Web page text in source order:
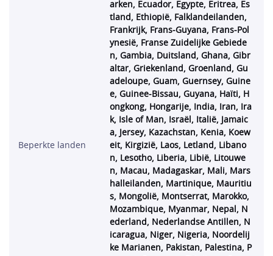
Beperkte landen
arken, Ecuador, Egypte, Eritrea, Es
tland, Ethiopië, Falklandeilanden,
Frankrijk, Frans-Guyana, Frans-Pol
ynesië, Franse Zuidelijke Gebiede
n, Gambia, Duitsland, Ghana, Gibr
altar, Griekenland, Groenland, Gu
adeloupe, Guam, Guernsey, Guine
e, Guinee-Bissau, Guyana, Haïti, H
ongkong, Hongarije, India, Iran, Ira
k, Isle of Man, Israël, Italië, Jamaic
a, Jersey, Kazachstan, Kenia, Koew
eit, Kirgizië, Laos, Letland, Libano
n, Lesotho, Liberia, Libië, Litouwe
n, Macau, Madagaskar, Mali, Mars
halleilanden, Martinique, Mauritiu
s, Mongolië, Montserrat, Marokko,
Mozambique, Myanmar, Nepal, N
ederland, Nederlandse Antillen, N
icaragua, Niger, Nigeria, Noordelij
ke Marianen, Pakistan, Palestina, P